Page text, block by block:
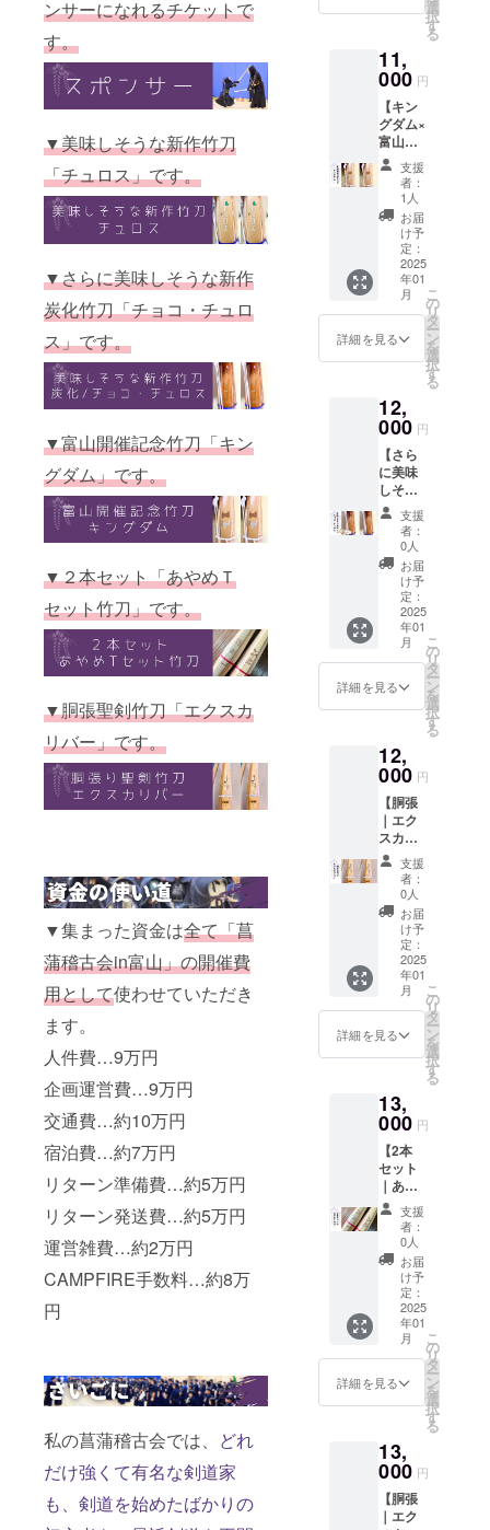
ンサーになれるチケットで
す。
▼美味しそうな新作竹刀
「チュロス」です。
▼さらに美味しそうな新作
炭化竹刀「チョコ・チュロ
ス」です。
▼富山開催記念竹刀「キン
グダム」です。
▼２本セット「あやめＴ
セット竹刀」です。
▼胴張聖剣竹刀「エクスカ
リバー」です。
▼集まった資金は全て「菖
蒲稽古会in富山」の開催費
用として使わせていただき
ます。
人件費…9万円
企画運営費…9万円
交通費…約10万円
宿泊費…約7万円
リターン準備費…約5万円
リターン発送費…約5万円
運営雑費…約2万円
CAMPFIRE手数料…約8万
円
私の菖蒲稽古会では、 どれ
だけ強くて有名な剣道家
も、剣道を始めたばかりの
一を経
による
指導稽
古 ・プ
ロが認
める竹
刀職人
の竹刀
相談室
・集合
写真撮
影 ・参
加者限
定LINE
オープ
ントー
前交流
・ス
限定ラ
インへ
の招待
・終了
後の写
真動画
共有
《注意
事項》
・食事
会の付
き添い
は１名
までと
させて
いただ
きま
す。 ・
稽古会
添いは
２名ま
で入場
可能で
す。 ・
紙のチ
ケット
は発行
いたし
ませ
ん。 ・
プロ
ジェク
ト終了
後の
キャン
セルは
できま
せん。
アを大
切にさ
れてい
る方に
オスス
メの一
本で
す。
リター
ンをご
さい。
・新作
に目が
ない
方、他
の人と
持ち物
で差を
つけた
い方、
少年指
導関係
の方、
ユーモ
る方に
オスス
メの一
本で
す。
る。 ・
菖蒲稽
古会in
富山の
応援に
繋がる
竹刀で
す。 ・
「チュ
ロス竹
刀」を
強化し
た炭化
バー
ジョン
「チョ
コ・
税、送
料等を
額で
す。 ・
34〜38
サイズ
です。
39サイ
ズをご
希望の
方は
「チョ
コ・
チュロ
ス39」
のリ
い。 ・
新作に
目がな
い方、
他の人
と持ち
物で差
をつけ
たい
方、少
年指導
関係の
方、
ユーモ
アを大
れてい
る方に
本で
す。
※32以下
のサイ
ズはご
用意し
ており
ませ
ん。
選
択
す
る
11,
000 円
【キン
グダム×
富山
ver.39
】 ・あ
なたの
剣道に
笑顔
を。剣
道は
もっと
楽しめ
る。 ・
菖蒲稽
古会in
繋がる
富山開
催限定
販売竹
刀で
す。 ※
消費
税、送
料等を
含む金
額で
す。 ・
39サイ
ズで
す。
28〜38
サイズ
ングダ
ム×富山
38」の
リター
ンをご
選択下
さい。
・記念
品がお
好きな
方、他
の人と
持ち物
で差を
つけた
い方、
ユーモ
アを大
切にさ
れてい
る方に
オスス
メの一
本で
す。
支援
者：
1人
お届
け予
定：
2025
年01
月
詳細を見る
こ
の
リ
タ
ー
ン
を
選
択
す
る
12,
000 円
【さら
に美味
しそう
な新作
竹刀】
チョ
コ・
チュロ
ス39 ・
あなた
の剣道
に笑顔
を。剣
道は
もっと
菖蒲稽
古会in
富山の
応援に
繋がる
竹刀で
す。 ・
「チュ
ロス竹
刀」を
強化し
た炭化
バー
ジョン
「チョ
コ・
チュロ
料等を
含む金
す。 ・
39サイ
ズで
す。
34〜38
サイズ
をご希
望の方
「チョ
コ・
チュロ
ス34〜
38」の
さい。
・新作
に目が
ない
方、他
支援
者：
0人
お届
け予
定：
2025
年01
月
詳細を見る
こ
の
リ
タ
ー
ン
を
選
択
す
る
12,
000 円
【胴張
｜エク
スカリ
バー】
36〜38
・あな
たの剣
道に笑
顔を。
剣道は
もっと
楽しめ
る。 ・
菖蒲稽
古会in
繋がり
ます。
※消費
税、送
料等を
含む金
額で
す。 ・
あやめ
Ｔのレ
ギュ
ラー竹
刀！基
本稽古
ではも
ちろん
地稽古
い「胴
張型の
です。
・36〜
支援
者：
0人
お届
け予
定：
2025
年01
月
詳細を見る
こ
の
リ
タ
ー
ン
を
選
択
す
る
13,
000 円
【2本
セット
｜あや
めＴ竹
刀28〜
38】 ・
あなた
の剣道
に笑顔
を。剣
道は
もっと
楽しめ
る。 ・
菖蒲稽
応援に
繋がり
ます。
※消費
税、送
支援
者：
0人
お届
け予
定：
2025
年01
月
詳細を見る
こ
の
リ
タ
ー
ン
を
選
択
す
る
13,
000 円
【胴張
｜エク